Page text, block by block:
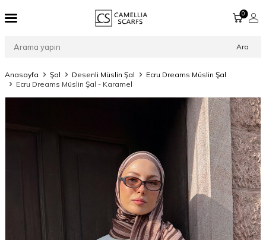
Ara
0
Anasayfa Şal Desenli Müslin Şal
Ecru Dreams Müslin Şal
Ecru Dreams Müslin Şal - Karamel